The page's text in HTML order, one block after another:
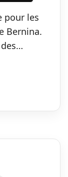
pour les
Bernina.